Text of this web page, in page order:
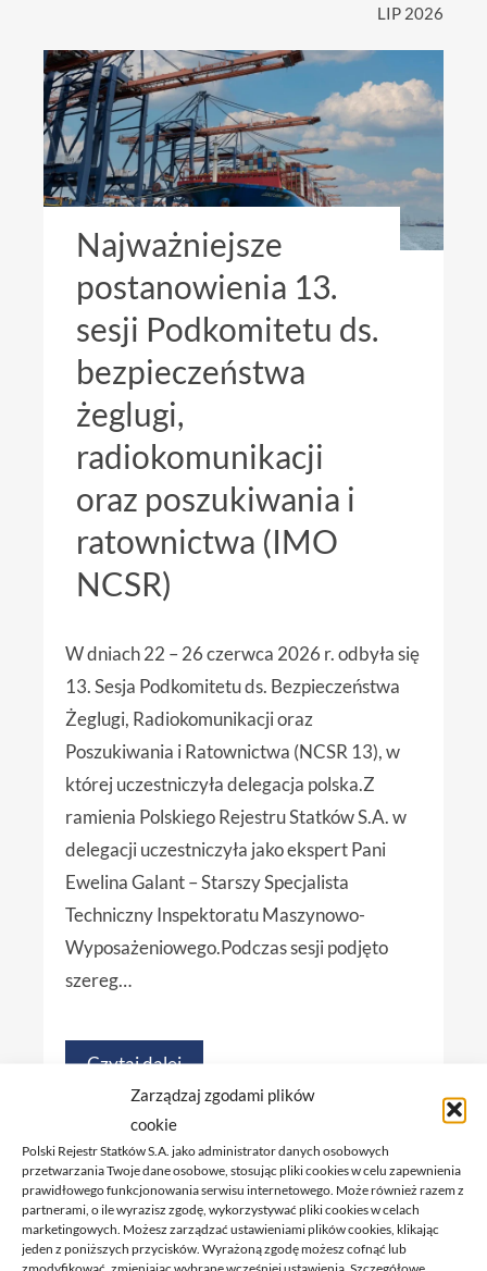
Zarządzaj zgodami plików
cookie
Polski Rejestr Statków S.A. jako administrator danych osobowych
przetwarzania Twoje dane osobowe, stosując pliki cookies w celu zapewnienia
prawidłowego funkcjonowania serwisu internetowego. Może również razem z
partnerami, o ile wyrazisz zgodę, wykorzystywać pliki cookies w celach
marketingowych. Możesz zarządzać ustawieniami plików cookies, klikając
jeden z poniższych przycisków. Wyrażoną zgodę możesz cofnąć lub
zmodyfikować, zmieniając wybrane wcześniej ustawienia. Szczegółowe
LIP 2026
Najważniejsze
postanowienia 13.
sesji Podkomitetu ds.
bezpieczeństwa
żeglugi,
radiokomunikacji
oraz poszukiwania i
ratownictwa (IMO
NCSR)
W dniach 22 – 26 czerwca 2026 r. odbyła się
13. Sesja Podkomitetu ds. Bezpieczeństwa
Żeglugi, Radiokomunikacji oraz
Poszukiwania i Ratownictwa (NCSR 13), w
której uczestniczyła delegacja polska.Z
ramienia Polskiego Rejestru Statków S.A. w
delegacji uczestniczyła jako ekspert Pani
Ewelina Galant – Starszy Specjalista
Techniczny Inspektoratu Maszynowo-
Wyposażeniowego.Podczas sesji podjęto
szereg…
Czytaj dalej
19